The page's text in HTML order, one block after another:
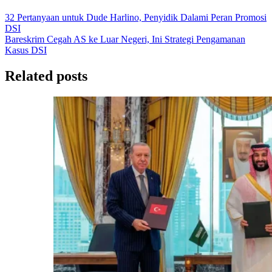
32 Pertanyaan untuk Dude Harlino, Penyidik Dalami Peran Promosi
DSI
Bareskrim Cegah AS ke Luar Negeri, Ini Strategi Pengamanan
Kasus DSI
Related posts